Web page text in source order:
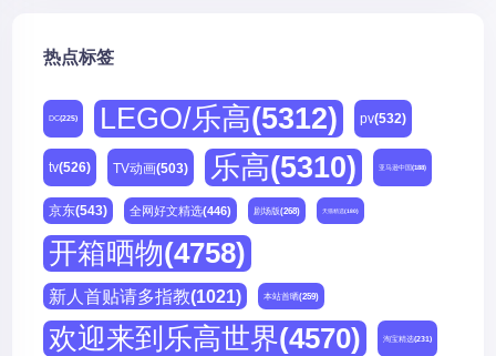
热点标签
DC(225) LEGO/乐高(5312) pv(532)
tv(526) TV动画(503) 乐高(5310) 亚马逊中国(188)
京东(543) 全网好文精选(446) 剧场版(268) 天猫精选(180)
开箱晒物(4758)
新人首贴请多指教(1021) 本站首晒(259)
欢迎来到乐高世界(4570) 淘宝精选(231)